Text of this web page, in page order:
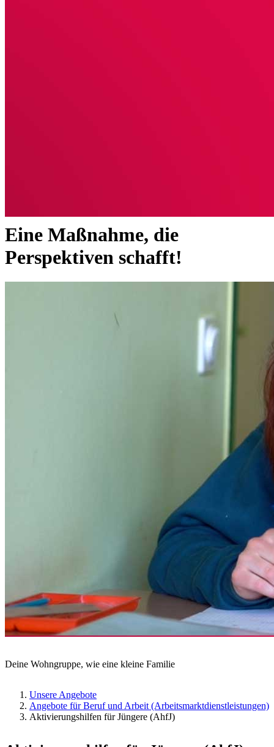
Eine Maßnahme, die
Perspektiven schafft!
Deine Wohngruppe, wie eine kleine Familie
Unsere Angebote
Angebote für Beruf und Arbeit (Arbeitsmarktdienstleistungen)
Aktivierungshilfen für Jüngere (AhfJ)